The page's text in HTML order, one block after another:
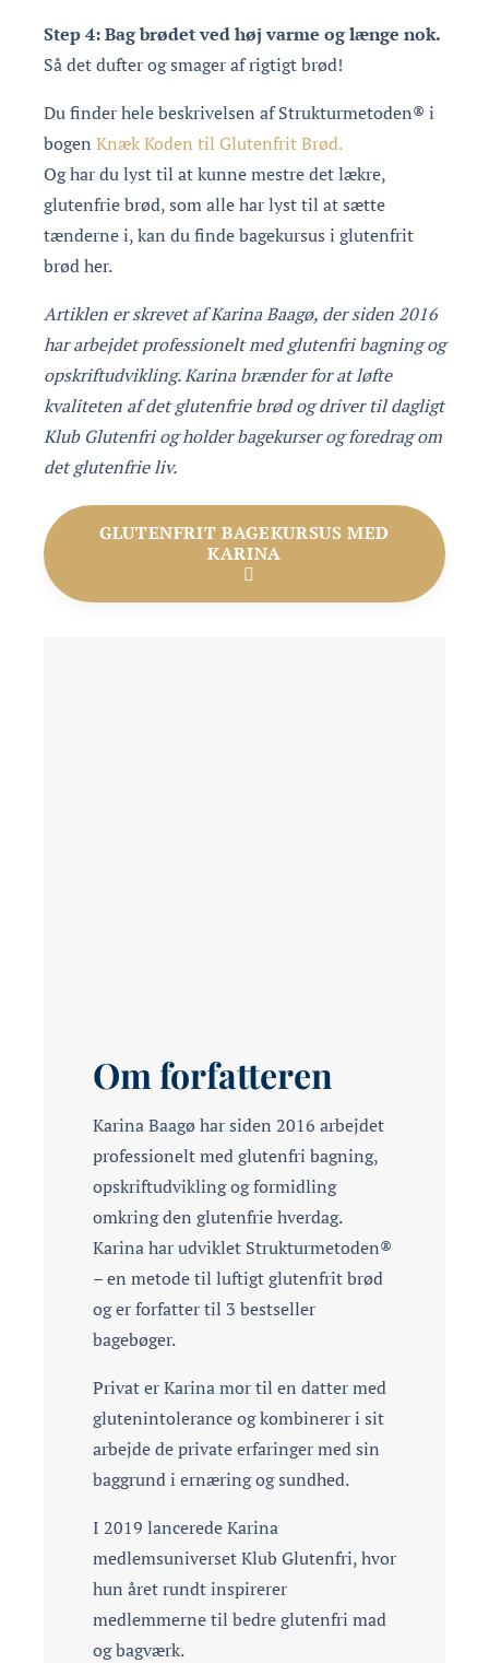
Step 4: Bag brødet ved høj varme og længe nok.
Så det dufter og smager af rigtigt brød!
Du finder hele beskrivelsen af Strukturmetoden® i
bogen Knæk Koden til Glutenfrit Brød.
Og har du lyst til at kunne mestre det lækre,
glutenfrie brød, som alle har lyst til at sætte
tænderne i, kan du finde bagekursus i glutenfrit
brød her.
Artiklen er skrevet af Karina Baagø, der siden 2016
har arbejdet professionelt med glutenfri bagning og
opskriftudvikling. Karina brænder for at løfte
kvaliteten af det glutenfrie brød og driver til dagligt
Klub Glutenfri og holder bagekurser og foredrag om
det glutenfrie liv.
GLUTENFRIT BAGEKURSUS MED
KARINA
Om forfatteren
Karina Baagø har siden 2016 arbejdet
professionelt med glutenfri bagning,
opskriftudvikling og formidling
omkring den glutenfrie hverdag.
Karina har udviklet Strukturmetoden®
– en metode til luftigt glutenfrit brød
og er forfatter til 3 bestseller
bagebøger.
Privat er Karina mor til en datter med
glutenintolerance og kombinerer i sit
arbejde de private erfaringer med sin
baggrund i ernæring og sundhed.
I 2019 lancerede Karina
medlemsuniverset Klub Glutenfri, hvor
hun året rundt inspirerer
medlemmerne til bedre glutenfri mad
og bagværk.